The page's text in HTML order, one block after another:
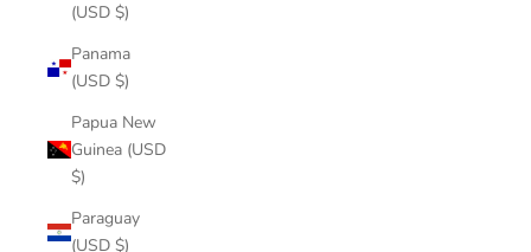
(USD $)
Panama
(USD $)
Papua New
Guinea (USD
$)
Paraguay
(USD $)